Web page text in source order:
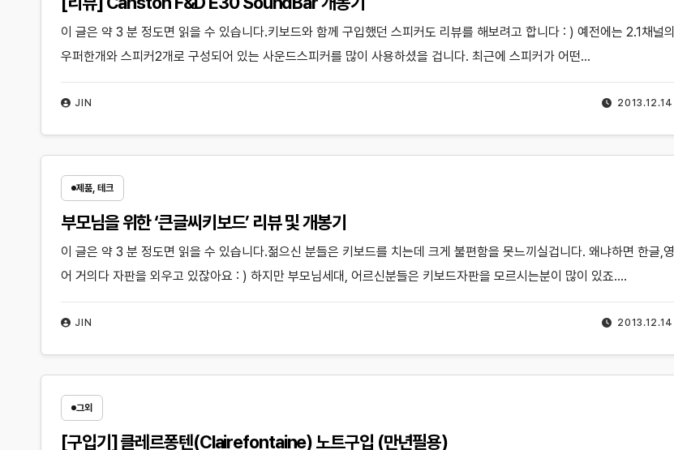
2013.12.14
JIN
이 글은 약 3 분 정도면 읽을 수 있습니다.키보드와 함께 구입했던 스피커도 리뷰를 해보려고 합니다 : ) 예전에는 2.1채널의
우퍼한개와 스피커2개로 구성되어 있는 사운드스피커를 많이 사용하셨을 겁니다. 최근에 스피커가 어떤…
제품, 테크
부모님을 위한 ‘큰글씨키보드’ 리뷰 및 개봉기
2013.12.14
JIN
이 글은 약 3 분 정도면 읽을 수 있습니다.젊으신 분들은 키보드를 치는데 크게 불편함을 못느끼실겁니다. 왜냐하면 한글,영
어 거의다 자판을 외우고 있잖아요 : ) 하지만 부모님세대, 어르신분들은 키보드자판을 모르시는분이 많이 있죠.…
그외
[구입기] 클레르퐁텐(Clairefontaine) 노트구입 (만년필용)